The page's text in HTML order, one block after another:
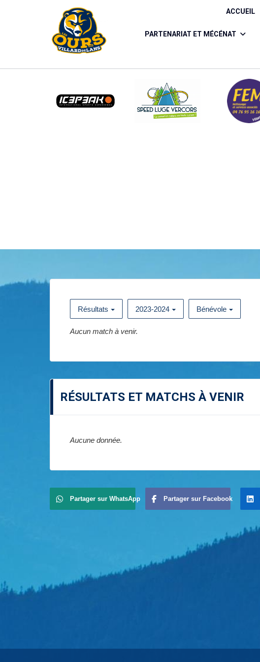
ACCUEIL
PARTENARIAT ET MÉCÉNAT
Résultats 2023-2024 Bénévole
Aucun match à venir.
RÉSULTATS ET MATCHS À VENIR
Aucune donnée.
Partager sur WhatsApp Partager sur Facebook
Panneau de gestion des cookies